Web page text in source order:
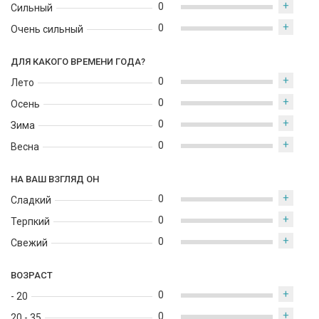
Сильный
Очень сильный
0 +
0 +
ДЛЯ КАКОГО ВРЕМЕНИ ГОДА?
Лето
Осень
Зима
Весна
0 +
0 +
0 +
0 +
НА ВАШ ВЗГЛЯД ОН
Сладкий
Терпкий
Свежий
0 +
0 +
0 +
ВОЗРАСТ
- 20
0 +
0 +